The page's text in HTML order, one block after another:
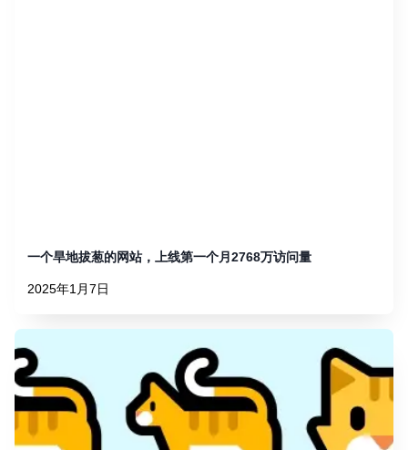
一个旱地拔葱的网站，上线第一个月2768万访问量
2025年1月7日